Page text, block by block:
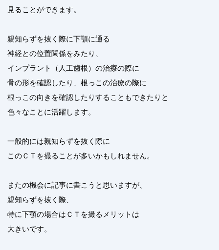
見ることができます。
親知らずを抜く際に下顎に通る
神経との位置関係をみたり、
インプラント（人工歯根）の治療の際に
骨の形を確認したり、根っこの治療の際に
根っこの向きを確認したりすることもできたりと
色々なことに活躍します。
一般的には親知らずを抜く際に
このＣＴを撮ることが多いかもしれません。
またの機会に記事に書こうと思いますが、
親知らずを抜く際、
特に下顎の場合はＣＴを撮るメリットは
大きいです。